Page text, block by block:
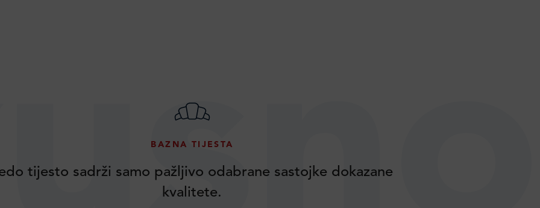
BAZNA TIJESTA
tijesto sadrži samo pažljivo odabrane sastojke dokazane
kvalitete.